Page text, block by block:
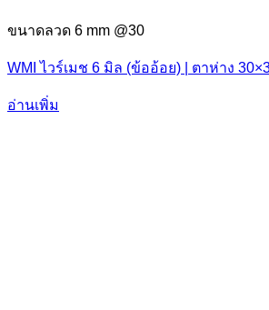
ขนาดลวด 6 mm @30
WMI ไวร์เมช 6 มิล (ข้ออ้อย) | ตาห่าง
อ่านเพิ่ม